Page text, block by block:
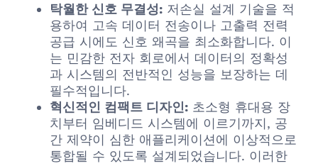
탁월한 신호 무결성: 저손실 설계 기술을 적
용하여 고속 데이터 전송이나 고출력 전력
공급 시에도 신호 왜곡을 최소화합니다. 이
는 민감한 전자 회로에서 데이터의 정확성
과 시스템의 전반적인 성능을 보장하는 데
필수적입니다.
혁신적인 컴팩트 디자인: 초소형 휴대용 장
치부터 임베디드 시스템에 이르기까지, 공
간 제약이 심한 애플리케이션에 이상적으로
통합될 수 있도록 설계되었습니다. 이러한